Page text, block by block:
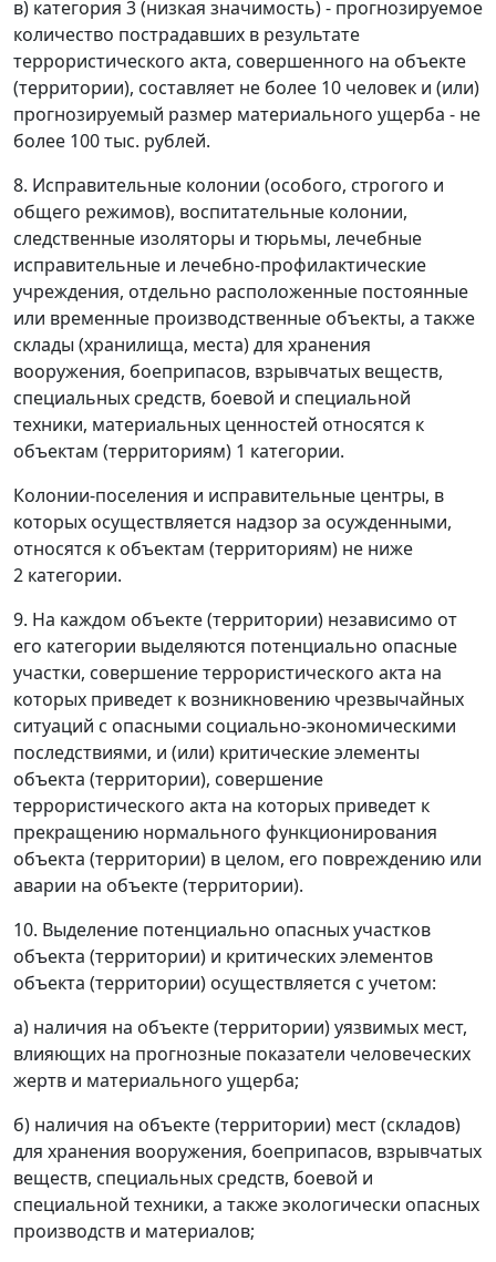
в) категория 3 (низкая значимость) - прогнозируемое
количество пострадавших в результате
террористического акта, совершенного на объекте
(территории), составляет не более 10 человек и (или)
прогнозируемый размер материального ущерба - не
более 100 тыс. рублей.
8. Исправительные колонии (особого, строгого и
общего режимов), воспитательные колонии,
следственные изоляторы и тюрьмы, лечебные
исправительные и лечебно-профилактические
учреждения, отдельно расположенные постоянные
или временные производственные объекты, а также
склады (хранилища, места) для хранения
вооружения, боеприпасов, взрывчатых веществ,
специальных средств, боевой и специальной
техники, материальных ценностей относятся к
объектам (территориям) 1 категории.
Колонии-поселения и исправительные центры, в
которых осуществляется надзор за осужденными,
относятся к объектам (территориям) не ниже
2 категории.
9. На каждом объекте (территории) независимо от
его категории выделяются потенциально опасные
участки, совершение террористического акта на
которых приведет к возникновению чрезвычайных
ситуаций с опасными социально-экономическими
последствиями, и (или) критические элементы
объекта (территории), совершение
террористического акта на которых приведет к
прекращению нормального функционирования
объекта (территории) в целом, его повреждению или
аварии на объекте (территории).
10. Выделение потенциально опасных участков
объекта (территории) и критических элементов
объекта (территории) осуществляется с учетом:
а) наличия на объекте (территории) уязвимых мест,
влияющих на прогнозные показатели человеческих
жертв и материального ущерба;
б) наличия на объекте (территории) мест (складов)
для хранения вооружения, боеприпасов, взрывчатых
веществ, специальных средств, боевой и
специальной техники, а также экологически опасных
производств и материалов;